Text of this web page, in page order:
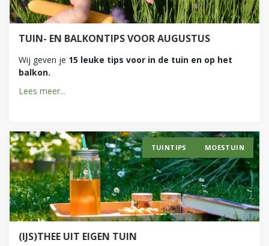
TUIN- EN BALKONTIPS VOOR AUGUSTUS
Wij geven je 15 leuke tips voor in de tuin en op het
balkon.
Lees meer...
(IJS)THEE UIT EIGEN TUIN
MOESTUIN
TUINTIPS